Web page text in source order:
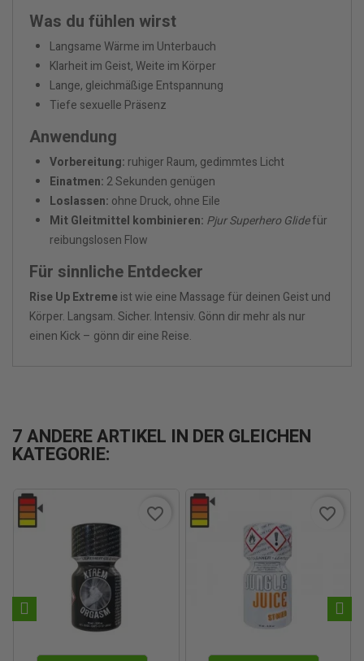
Was du fühlen wirst
Langsame Wärme im Unterbauch
Klarheit im Geist, Weite im Körper
Lange, gleichmäßige Entspannung
Tiefe sexuelle Präsenz
Anwendung
Vorbereitung: ruhiger Raum, gedimmtes Licht
Einatmen: 2 Sekunden genügen
Loslassen: ohne Druck, ohne Eile
Mit Gleitmittel kombinieren: Pjur Superhero Glidefür
reibungslosen Flow
Für sinnliche Entdecker
Rise Up Extremeist wie eine Massage für deinen Geist und
Körper. Langsam. Sicher. Intensiv. Gönn dir mehr als nur
einen Kick – gönn dir eine Reise.
7 ANDERE ARTIKEL IN DER GLEICHEN
KATEGORIE:
favorite_border favorite_border